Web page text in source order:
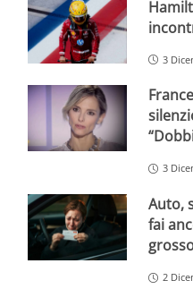
3
3
Auto,
fai
2